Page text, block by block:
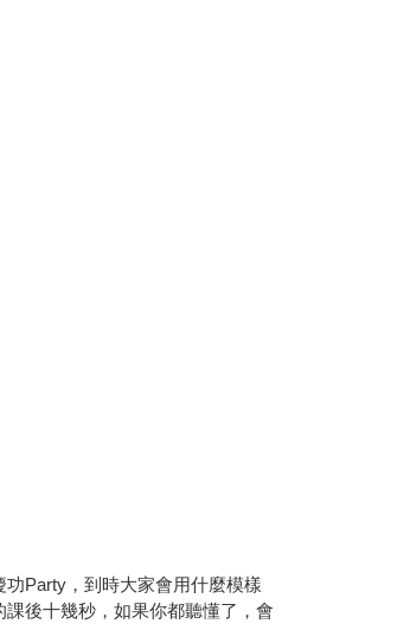
Party，到時大家會用什麼模樣
後十幾秒，如果你都聽懂了，會